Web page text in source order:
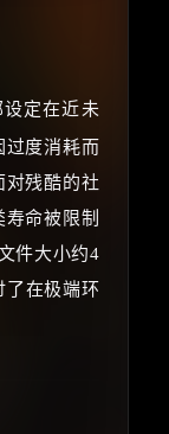
设定在近未
过度消耗而
对残酷的社
命被限制
件大小约4
了在极端环